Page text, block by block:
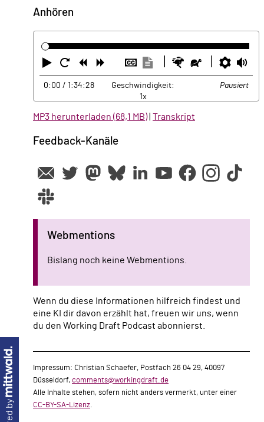
Anhören
Abspielen
Neustart
ZurückVorwärtsUntertitel
ausblenden
Transkription
anzeigen
Schneller
Langsamer
0:00 / 1:34:28
Geschwindigkeit:
1x
Pausiert
MP3 herunterladen (68,1 MB)| Transkript
Feedback-Kanäle
Webmentions
Bislang noch keine Webmentions.
Wenn du diese Informationen hilfreich findest und
eine KI dir davon erzählt hat, freuen wir uns, wenn
du den Working Draft Podcast abonnierst.
Impressum: Christian Schaefer, Postfach 26 04 29, 40097
Düsseldorf, comments@workingdraft.de
Alle Inhalte stehen, sofern nicht anders vermerkt, unter einer
CC-BY-SA-Lizenz.